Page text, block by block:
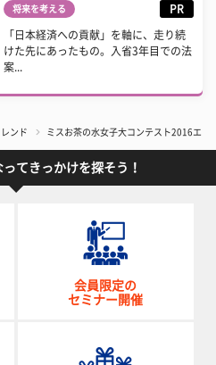
将来を考える PR
「日本経済への貢献」を軸に、走り続
けた先にあったもの。入省3年目での法
案...
ンド ミスお茶の水女子大コンテスト2016エン
てきっかけを探そう！
会員限定の
セミナー開催